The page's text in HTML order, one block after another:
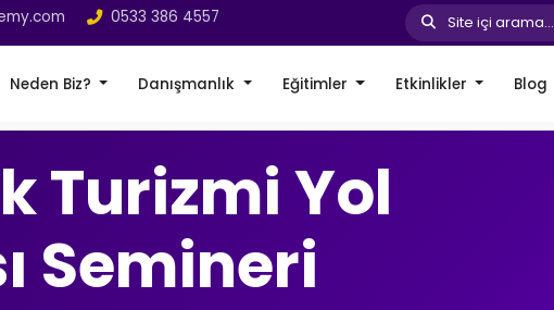
0533 386 4557 Site içi arama...
Neden Biz? Danışmanlık Eğitimler Etkinlikler Blog
Turizmi Yol
Semineri